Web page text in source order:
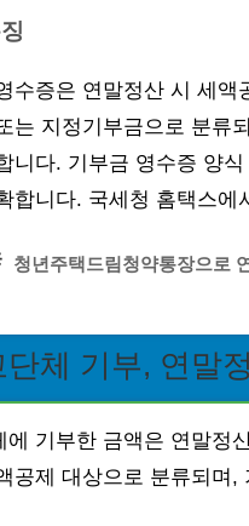
수증은 연말정산 시 세
는 지정기부금으로 분류
니다. 기부금 영수증 양
합니다. 국세청 홈택스
청년주택드림청약통장으로
단체 기부, 연말
에 기부한 금액은 연말정
공제 대상으로 분류되며